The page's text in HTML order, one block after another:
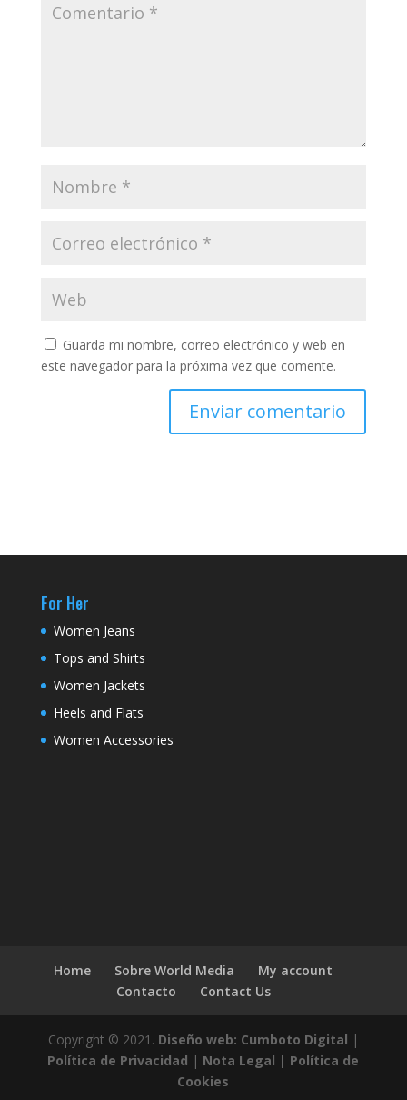
Guarda mi nombre, correo electrónico y web en
este navegador para la próxima vez que comente.
For Her
Women Jeans
Tops and Shirts
Women Jackets
Heels and Flats
Women Accessories
Home Sobre World Media
My account
Contacto
Contact Us
Copyright © 2021. Diseño web: Cumboto Digital |
Política de Privacidad | Nota Legal | Política de
Cookies